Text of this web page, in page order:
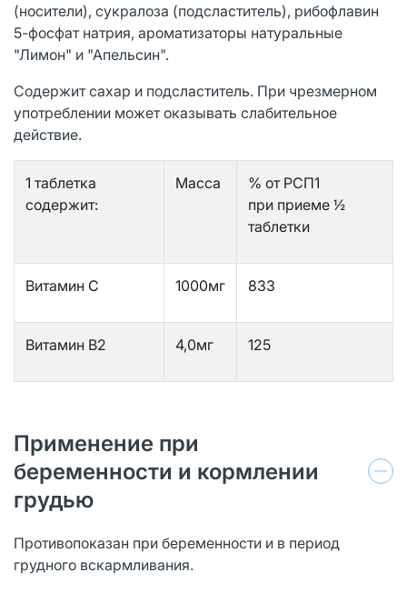
(носители), сукралоза (подсластитель), рибофлавин
5-фосфат натрия, ароматизаторы натуральные
"Лимон" и "Апельсин".
Содержит сахар и подсластитель. При чрезмерном
употреблении может оказывать слабительное
действие.
1 таблетка
содержит:
Масса
% от РСП1
при приеме ½
таблетки
Витамин C 1000мг 833
Витамин В2 4,0мг 125
Применение при
беременности и кормлении
грудью
Противопоказан при беременности и в период
грудного вскармливания.